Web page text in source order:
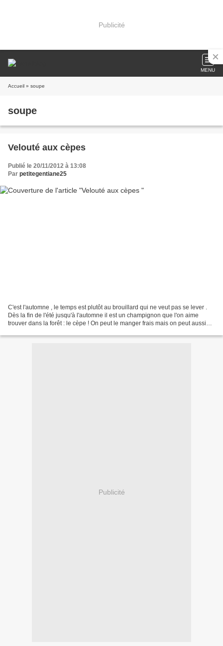
Publicité
MENU
Accueil » soupe
soupe
Velouté aux cèpes
Publié le 20/11/2012 à 13:08
Par petitegentiane25
C'est l'automne , le temps est plutôt au brouillard qui ne veut pas se lever .
Dès la fin de l'été jusqu'à l'automne il est un champignon que l'on aime
trouver dans la forêt : le cèpe ! On peut le manger frais mais on peut aussi
Publicité